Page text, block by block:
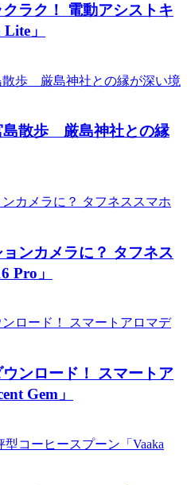
ラク！ 電動アシストキ
」
島散歩 厳島神社との縁
ンカメラに？ タフネス
Pro」
ンロード！ スマートア
Gem」